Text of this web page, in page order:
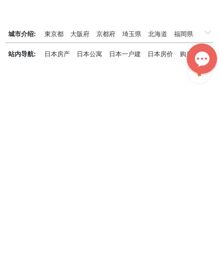
城市介绍: 東京都 大阪府 京都府 埼玉県 北海道
福岡県
千葉県
兵庫県
神奈川県
站内导航:
日本房产 日本公寓 日本一户建 日本房价
购房知识